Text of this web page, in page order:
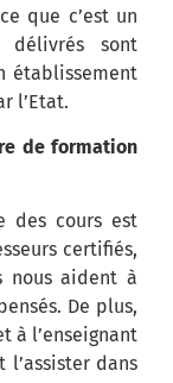
que c’est un
délivrés sont
établissement
l’Etat.
de formation
des cours est
certifiés,
nous aident à
De plus,
à l’enseignant
dans